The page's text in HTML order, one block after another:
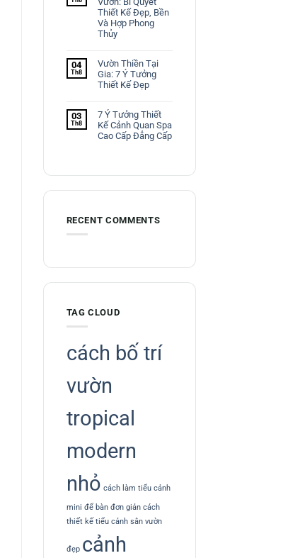
Thiết Kế Đẹp, Bền
Và Hợp Phong
Thủy
04
Th8
Vườn Thiền Tại
Gia: 7 Ý Tưởng
Thiết Kế Đẹp
03
Th8
7 Ý Tưởng Thiết
Kế Cảnh Quan Spa
Cao Cấp Đẳng Cấp
RECENT COMMENTS
TAG CLOUD
cách bố trí
vườn
tropical
modern
nhỏ cách làm tiểu cảnh
mini để bàn đơn giản cách
thiết kế tiểu cảnh sân vườn
đẹp cảnh